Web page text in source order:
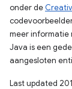
onder de
meer informatie
Java is een
aangesloten
Last updated